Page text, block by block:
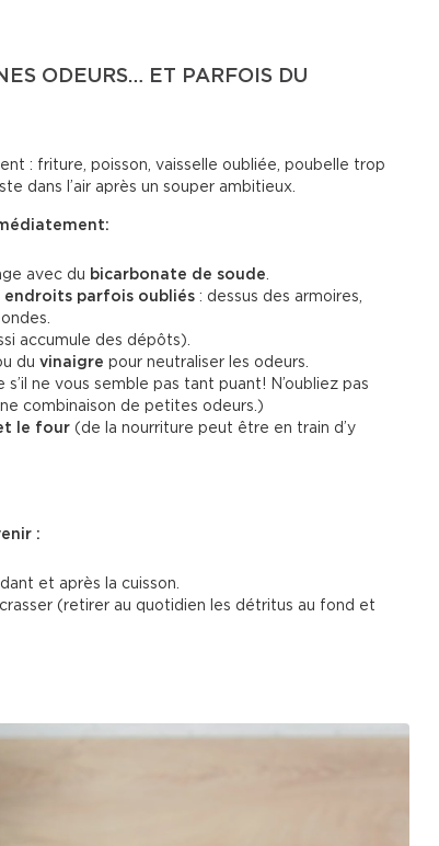
ODEURS… ET PARFOIS DU
: friture, poisson, vaisselle oubliée, poubelle trop
dans l’air après un souper ambitieux.
avec du bicarbonate de soude.
endroits parfois oubliés : dessus des armoires,
accumule des dépôts).
du vinaigre pour neutraliser les odeurs.
s’il ne vous semble pas tant puant! N’oubliez pas
combinaison de petites odeurs.)
le four (de la nourriture peut être en train d’y
:
et après la cuisson.
(retirer au quotidien les détritus au fond et